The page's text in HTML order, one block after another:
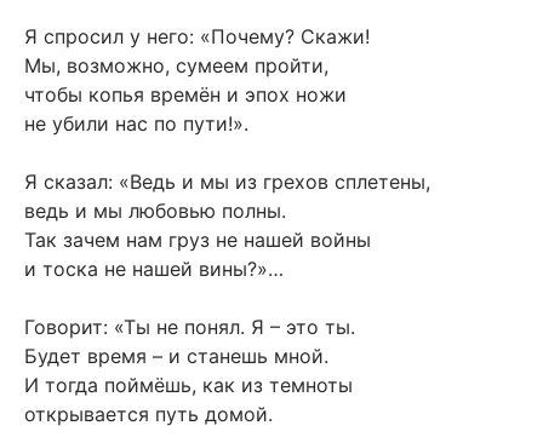
Я спросил у него: «Почему? Скажи!
Мы, возможно, сумеем пройти,
чтобы копья времён и эпох ножи
не убили нас по пути!».
Я сказал: «Ведь и мы из грехов сплетены,
ведь и мы любовью полны.
Так зачем нам груз не нашей войны
и тоска не нашей вины?»…
Говорит: «Ты не понял. Я – это ты.
Будет время – и станешь мной.
И тогда поймёшь, как из темноты
открывается путь домой.